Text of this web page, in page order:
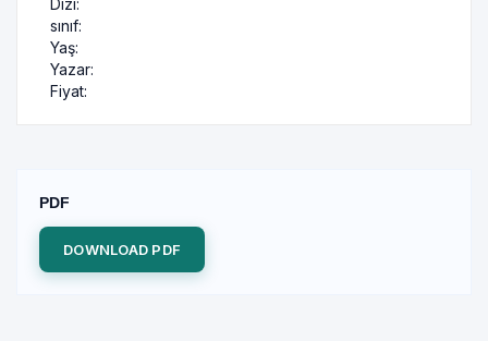
Dizi:
sınıf:
Yaş:
Yazar:
Fiyat:
PDF
DOWNLOAD PDF